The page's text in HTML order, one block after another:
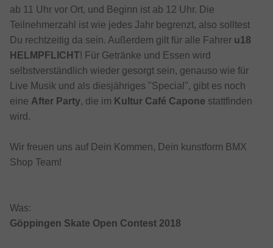
ab 11 Uhr vor Ort, und Beginn ist ab 12 Uhr. Die
Teilnehmerzahl ist wie jedes Jahr begrenzt, also solltest
Du rechtzeitig da sein. Außerdem gilt für alle Fahrer u18
HELMPFLICHT! Für Getränke und Essen wird
selbstverständlich wieder gesorgt sein, genauso wie für
Live Musik und als diesjähriges "Special", gibt es noch
eine After Party, die im Kultur Café Capone stattfinden
wird.
Wir freuen uns auf Dein Kommen, Dein kunstform BMX
Shop Team!
Was:
Göppingen Skate Open Contest 2018